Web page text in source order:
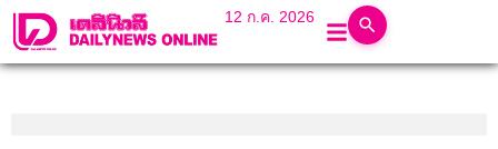
12 ก.ค. 2026